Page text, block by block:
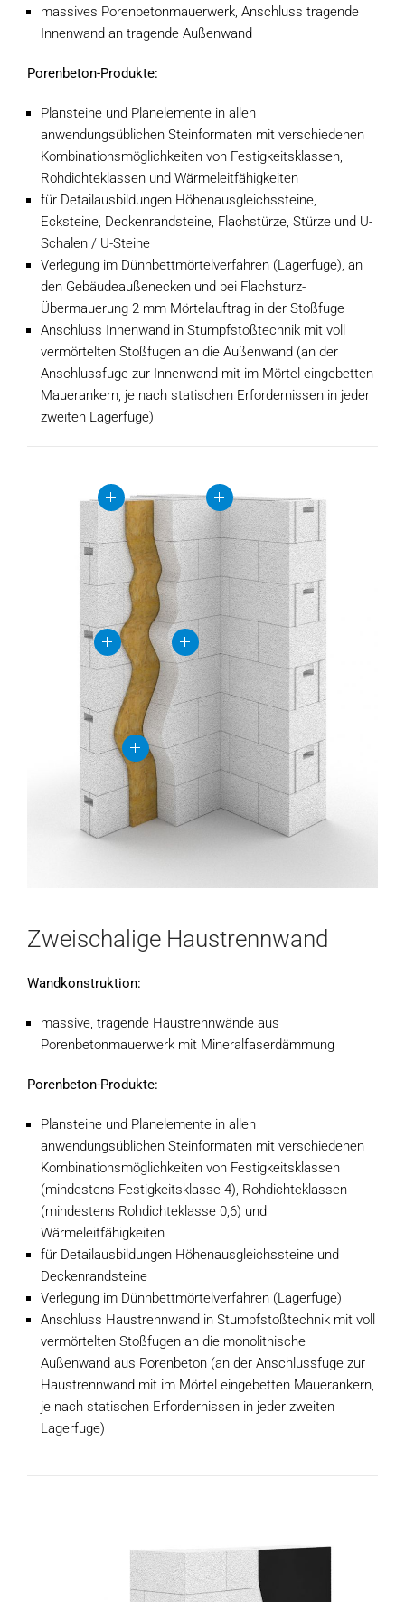
massives Porenbetonmauerwerk, Anschluss tragende
Innenwand an tragende Außenwand
Porenbeton-Produkte:
Plansteine und Planelemente in allen
anwendungsüblichen Steinformaten mit verschiedenen
Kombinationsmöglichkeiten von Festigkeitsklassen,
Rohdichteklassen und Wärmeleitfähigkeiten
für Detailausbildungen Höhenausgleichssteine,
Ecksteine, Deckenrandsteine, Flachstürze, Stürze und U-
Schalen / U-Steine
Verlegung im Dünnbettmörtelverfahren (Lagerfuge), an
den Gebäudeaußenecken und bei Flachsturz-
Übermauerung 2 mm Mörtelauftrag in der Stoßfuge
Anschluss Innenwand in Stumpfstoßtechnik mit voll
vermörtelten Stoßfugen an die Außenwand (an der
Anschlussfuge zur Innenwand mit im Mörtel eingebetten
Mauerankern, je nach statischen Erfordernissen in jeder
zweiten Lagerfuge)
Zweischalige Haustrennwand
Wandkonstruktion:
massive, tragende Haustrennwände aus
Porenbetonmauerwerk mit Mineralfaserdämmung
Porenbeton-Produkte:
Plansteine und Planelemente in allen
anwendungsüblichen Steinformaten mit verschiedenen
Kombinationsmöglichkeiten von Festigkeitsklassen
(mindestens Festigkeitsklasse 4), Rohdichteklassen
(mindestens Rohdichteklasse 0,6) und
Wärmeleitfähigkeiten
für Detailausbildungen Höhenausgleichssteine und
Deckenrandsteine
Verlegung im Dünnbettmörtelverfahren (Lagerfuge)
Anschluss Haustrennwand in Stumpfstoßtechnik mit voll
vermörtelten Stoßfugen an die monolithische
Außenwand aus Porenbeton (an der Anschlussfuge zur
Haustrennwand mit im Mörtel eingebetten Mauerankern,
je nach statischen Erfordernissen in jeder zweiten
Lagerfuge)